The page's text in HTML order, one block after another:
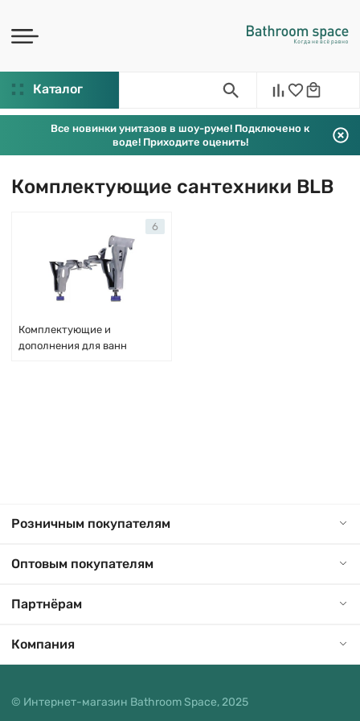
Каталог
Все новинки унитазов в шоу-руме! Подключено к
воде! Приходите оценить!
Комплектующие сантехники BLB
Комплектующие и
дополнения для ванн
6
Розничным покупателям
Оптовым покупателям
Партнёрам
Компания
© Интернет-магазин Bathroom Space, 2025